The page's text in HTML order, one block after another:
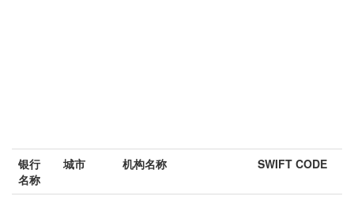
银行
名称
城市 机构名称 SWIFT CODE